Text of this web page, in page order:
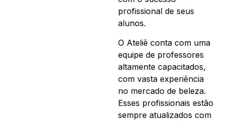
profissional de seus
alunos.
O Ateliê conta com uma
equipe de professores
altamente capacitados,
com vasta experiência
no mercado de beleza.
Esses profissionais estão
sempre atualizados com